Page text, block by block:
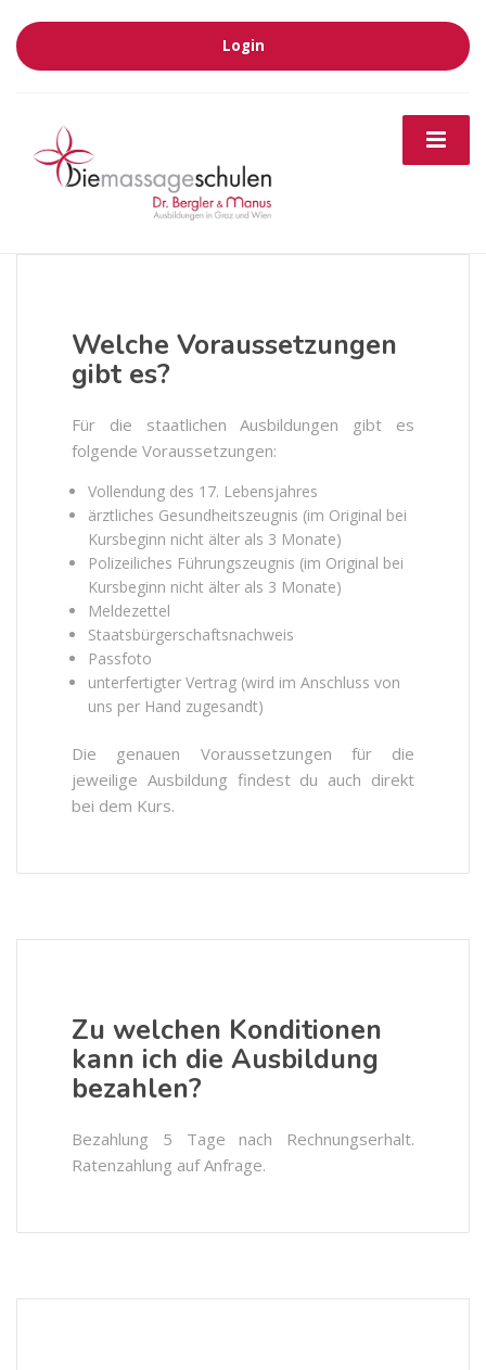
Login
Welche Voraussetzungen
gibt es?
Für die staatlichen Ausbildungen gibt es
folgende Voraussetzungen:
Vollendung des 17. Lebensjahres
ärztliches Gesundheitszeugnis (im Original bei
Kursbeginn nicht älter als 3 Monate)
Polizeiliches Führungszeugnis (im Original bei
Kursbeginn nicht älter als 3 Monate)
Meldezettel
Staatsbürgerschaftsnachweis
Passfoto
unterfertigter Vertrag (wird im Anschluss von
uns per Hand zugesandt)
Die genauen Voraussetzungen für die
jeweilige Ausbildung findest du auch direkt
bei dem Kurs.
Zu welchen Konditionen
kann ich die Ausbildung
bezahlen?
Bezahlung 5 Tage nach Rechnungserhalt.
Ratenzahlung auf Anfrage.